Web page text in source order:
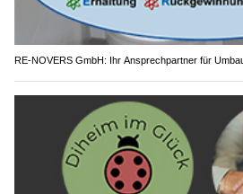
RE-NOVERS GmbH: Ihr Ansprechpartner für